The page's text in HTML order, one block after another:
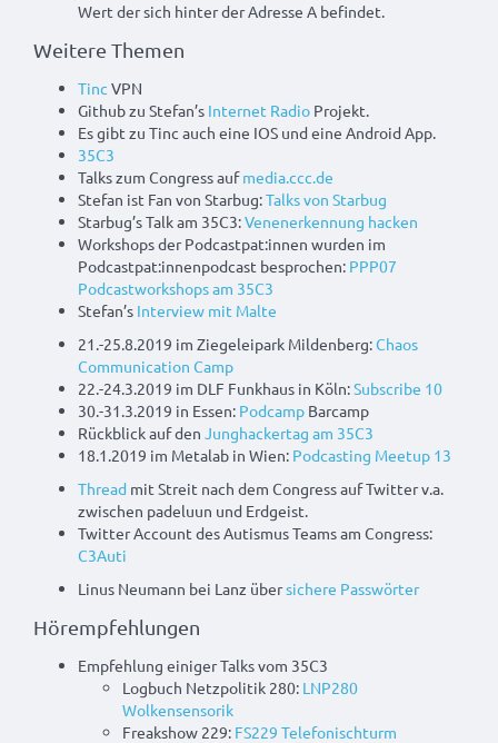
Wert der sich hinter der Adresse A befindet.
Weitere Themen
Tinc VPN
Github zu Stefan’s Internet Radio Projekt.
Es gibt zu Tinc auch eine IOS und eine Android App.
35C3
Talks zum Congress aufmedia.ccc.de
Stefan ist Fan von Starbug:Talks von Starbug
Starbug’s Talk am 35C3:Venenerkennung hacken
Workshops der Podcastpat:innen wurden im
Podcastpat:innenpodcast besprochen: PPP07
Podcastworkshops am 35C3
Stefan’s Interview mit Malte
21.-25.8.2019 im Ziegeleipark Mildenberg:Chaos
Communication Camp
22.-24.3.2019 im DLF Funkhaus in Köln:Subscribe 10
30.-31.3.2019 in Essen: Podcamp Barcamp
Rückblick auf den Junghackertag am 35C3
18.1.2019 im Metalab in Wien: Podcasting Meetup 13
Thread mit Streit nach dem Congress auf Twitter v.a.
zwischen padeluun und Erdgeist.
Twitter Account des Autismus Teams am Congress:
C3Auti
Linus Neumann bei Lanz übersichere Passwörter
Hörempfehlungen
Empfehlung einiger Talks vom 35C3
Logbuch Netzpolitik 280: LNP280
Wolkensensorik
Freakshow 229: FS229 Telefonischturm